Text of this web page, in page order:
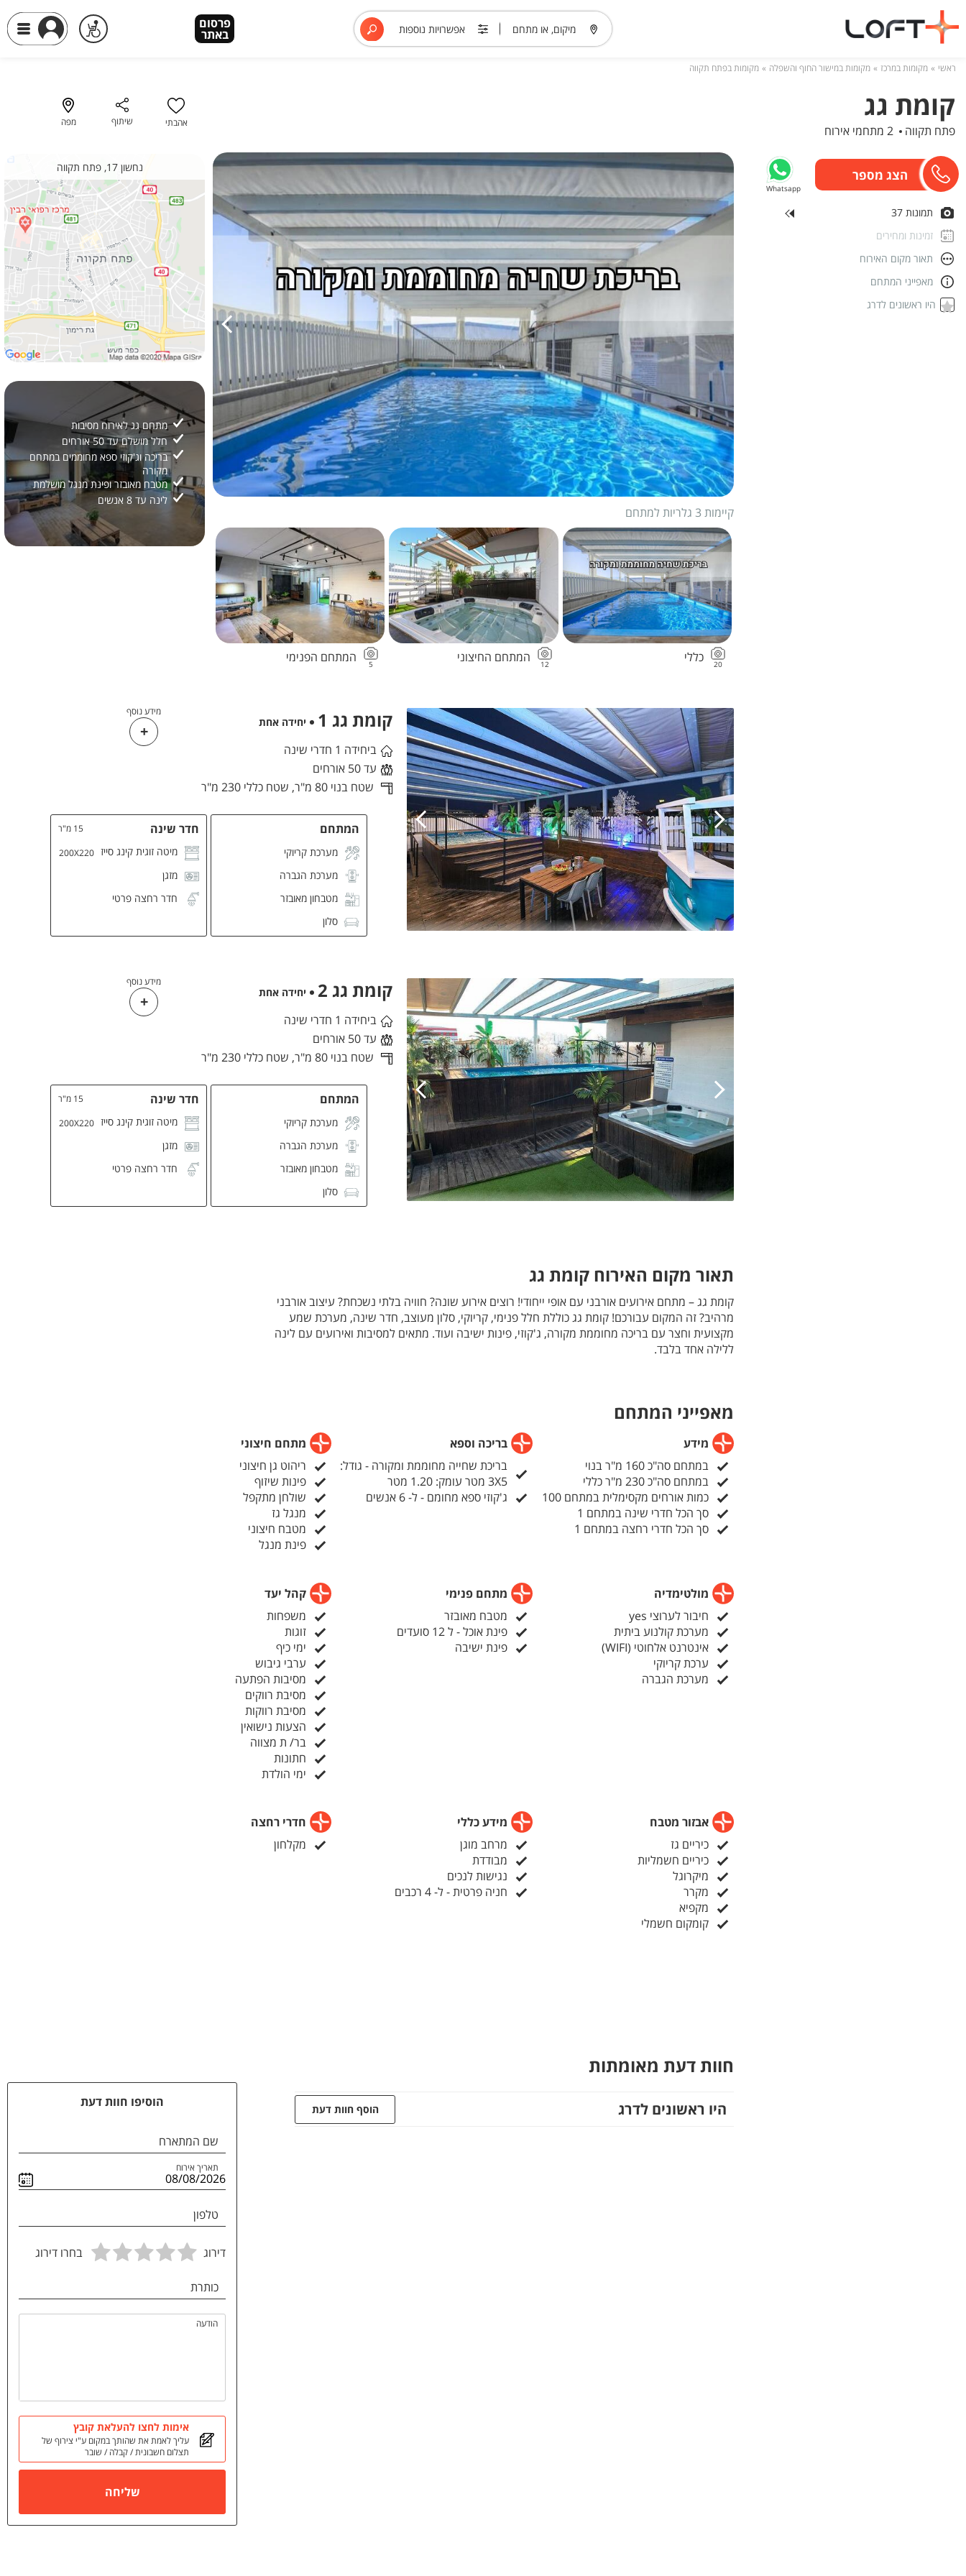
פרסום
באתר
פרסום
באתר מיקום, או מתחם אפשרויות נוספות
ראשי מקומות במרכז מקומות במישור החוף והשפלה מקומות בפתח תקווה
קומת גג
פתח תקווה 2 מתחמי אירוח
Whatsapp
תמונות 37
זמינות ומחירים
תאור מקום האירוח
מאפייני המתחם
היו ראשונים לדרג
1/20
20
קיימות 3 גלריות למתחם
20 כללי 12 המתחם החיצוני 5 המתחם הפנימי
אהבתי שיתוף מפה
נחשון 17, פתח תקווה
מתחם גג לאירוח מסיבות
חלל מושלם עד 50 אורחים
בריכה וג'קוזי ספא מחוממים במתחם
מקורה
מטבח מאובזר ופינת מנגל מושלמת
לינה עד 8 אנשים
קומת גג 1 יחידה אחת
ביחידה 1 חדרי שינה
עד 50 אורחים
שטח בנוי 80 מ"ר,
שטח כללי 230 מ"ר
המתחם
מערכת קריוקי
מערכת הגברה
מטבחון מאובזר
סלון
חדר שינה 15 מ"ר
מיטה זוגית קינג סייז 200X220
מזגן
חדר רחצה פרטי
מידע נוסף
קומת גג 2 יחידה אחת
ביחידה 1 חדרי שינה
עד 50 אורחים
שטח בנוי 80 מ"ר,
שטח כללי 230 מ"ר
המתחם
מערכת קריוקי
מערכת הגברה
מטבחון מאובזר
סלון
חדר שינה 15 מ"ר
מיטה זוגית קינג סייז 200X220
מזגן
חדר רחצה פרטי
מידע נוסף
תאור מקום האירוח קומת גג
קומת גג – מתחם אירועים אורבני עם אופי ייחודי! רוצים אירוע שונה? חוויה בלתי נשכחת? עיצוב אורבני
מרהיב? זה המקום עבורכם! קומת גג כוללת חלל פנימי, קריוקי, סלון מעוצב, חדר שינה, מערכת שמע
מקצועית וחצר עם בריכה מחוממת מקורה, ג'קוזי, פינות ישיבה ועוד. מתאים למסיבות ואירועים עם לינה
ללילה אחד בלבד.
מאפייני המתחם
מידע
במתחם סה"כ 160 מ"ר בנוי
במתחם סה"כ 230 מ"ר כללי
כמות אורחים מקסימלית במתחם 100
סך הכל חדרי שינה במתחם 1
סך הכל חדרי רחצה במתחם 1
בריכה וספא
בריכת שחייה מחוממת ומקורה - גודל:
3X5 מטר עומק: 1.20 מטר
ג'קוזי ספא מחומם - ל- 6 אנשים
מתחם חיצוני
ריהוט גן חיצוני
פינות שיזוף
שולחן מתקפל
מנגל גז
מטבח חיצוני
פינת מנגל
מולטימדיה
חיבור לערוצי yes
מערכת קולנוע ביתית
אינטרנט אלחוטי (WIFI)
ערכת קריוקי
מערכת הגברה
מתחם פנימי
מטבח מאובזר
פינת אוכל - ל 12 סועדים
פינת ישיבה
קהל יעד
משפחות
זוגות
ימי כיף
ערבי גיבוש
מסיבות הפתעה
מסיבת רווקים
מסיבת רווקות
הצעות נישואין
בר/ ת מצווה
חתונות
ימי הולדת
אבזור מטבח
כיריים גז
כיריים חשמליות
מיקרוגל
מקרר
מקפיא
קומקום חשמלי
מידע כללי
מרחב מוגן
מבודדת
נגישות לנכים
חניה פרטית - ל- 4 רכבים
חדרי רחצה
מקלחון
חוות דעת מאומתות
היו ראשונים לדרג הוסף חוות דעת הוסיפו חוות דעת
שם המתארח
תאריך אירוח
טלפון
דירוג בחרו דירוג
כותרת
הודעה
אימות לחצו להעלאת קובץ
עליך לאמת את שהותך במקום ע"י צירוף של
תצלום חשבונית / קבלה / שובר
שליחה